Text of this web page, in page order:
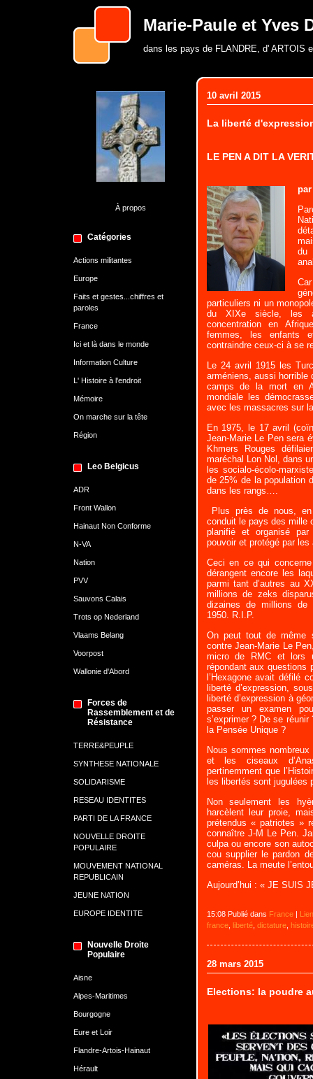
Marie-Paule et Yves
dans les pays de FLANDRE, d' ARTOIS
À propos
Catégories
Actions militantes
Europe
Faits et gestes...chiffres et
paroles
France
Ici et là dans le monde
Information Culture
L' Histoire à l'endroit
Mémoire
On marche sur la tête
Région
Leo Belgicus
ADR
Front Wallon
Hainaut Non Conforme
N-VA
Nation
PVV
Sauvons Calais
Trots op Nederland
Vlaams Belang
Voorpost
Wallonie d'Abord
Forces de
Rassemblement et de
Résistance
TERRE&PEUPLE
SYNTHESE NATIONALE
SOLIDARISME
RESEAU IDENTITES
PARTI DE LA FRANCE
NOUVELLE DROITE
POPULAIRE
MOUVEMENT NATIONAL
REPUBLICAIN
JEUNE NATION
EUROPE IDENTITE
Nouvelle Droite
Populaire
Aisne
Alpes-Maritimes
Bourgogne
Eure et Loir
Flandre-Artois-Hainaut
Hérault
10 avril 2015
La liberté
LE PEN A DIT LA
du
particuliers ni un
du XIXe siècle, les
concentration en
femmes, les enfants
contraindre ceux-ci à se
Le 24 avril 1915 les
arméniens, aussi horrible
camps de la mort en
mondiale les
avec les massacres sur
En 1975, le 17 avril
Jean-Marie Le Pen sera
Khmers Rouges
maréchal Lon Nol, dans
les socialo-écolo-
de 25% de la population
dans les rangs….
Plus près de nous,
conduit le pays des mille
planifié et organisé
pouvoir et protégé par les
Ceci en ce qui
dérangent encore les
parmi tant d’autres au
millions de zeks
dizaines de millions de
1950. R.I.P.
On peut tout de même
contre Jean-Marie Le
micro de RMC et lors
répondant aux
l’Hexagone avait défilé
liberté d’expression,
liberté d’expression à
passer un examen
s’exprimer ? De se
la Pensée Unique ?
Nous sommes
et les ciseaux
pertinemment que
les libertés sont jugulées
Non seulement les
harcèlent leur proie,
prétendus « patriotes »
connaître J-M Le Pen.
culpa ou encore son
cou supplier le pardon
caméras. La meute
Aujourd’hui : « JE SUIS
15:08 Publié dans France|
france, liberté, dictature,
28 mars 2015
Elections: la poudre